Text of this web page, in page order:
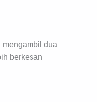
mengambil dua
berkesan